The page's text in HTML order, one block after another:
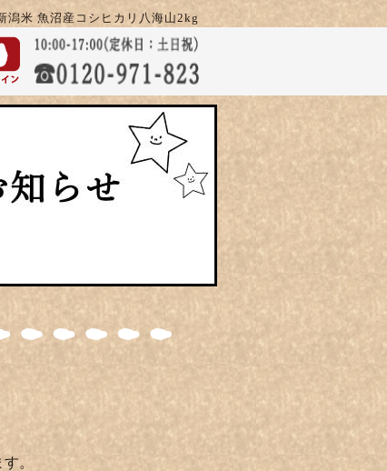
潟米 魚沼産コシヒカリ八海山2kg
。